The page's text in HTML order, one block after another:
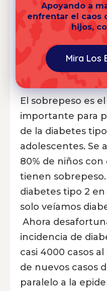
Apoyando a
enfrentar el caos
hijos,
Mira Los
El sobrepeso es
importante para
de la diabetes
adolescentes. Se
80% de niños
tienen
diabetes tipo 2
solo veíamos
Ahora
incidencia de
casi 4000 casos
de nuevos casos
paralelo a la